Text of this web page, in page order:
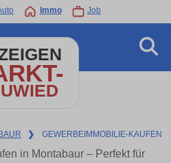
Immo Job
❯ GEWERBEIMMOBILIE-KAUFEN
in Montabaur – Perfekt für